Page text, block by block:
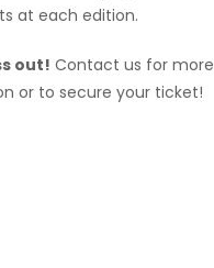
at each edition.
out! Contact us for more
or to secure your ticket!